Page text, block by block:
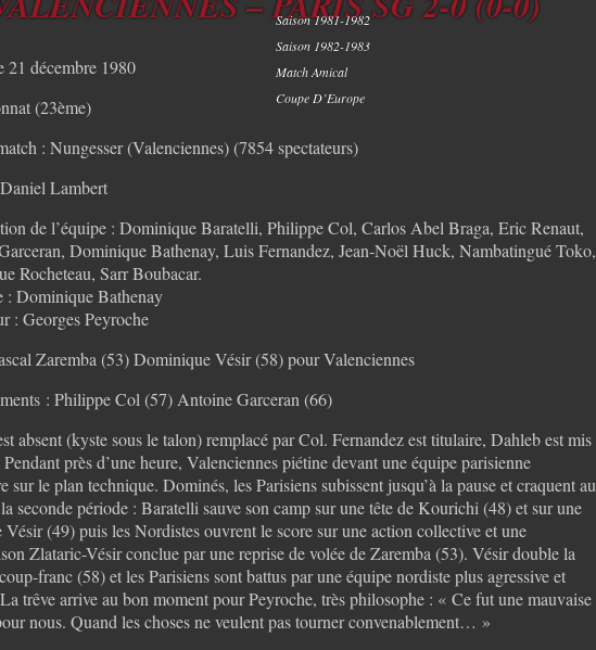
Saison 1981-1982
Saison 1982-1983
Match Amical
Coupe D’Europe
21 décembre 1980
(23ème)
: Nungesser (Valenciennes) (7854 spectateurs)
Lambert
de l’équipe : Dominique Baratelli, Philippe Col, Carlos Abel Braga, Eric Renaut,
Dominique Bathenay, Luis Fernandez, Jean-Noël Huck, Nambatingué Toko,
Rocheteau, Sarr Boubacar.
: Dominique Bathenay
: Georges Peyroche
Zaremba (53) Dominique Vésir (58) pour Valenciennes
: Philippe Col (57) Antoine Garceran (66)
absent (kyste sous le talon) remplacé par Col. Fernandez est titulaire, Dahleb est mis
près d’une heure, Valenciennes piétine devant une équipe parisienne
sur le plan technique. Dominés, les Parisiens subissent jusqu’à la pause et craquent au
seconde période : Baratelli sauve son camp sur une tête de Kourichi (48) et sur une
Vésir (49) puis les Nordistes ouvrent le score sur une action collective et une
Zlataric-Vésir conclue par une reprise de volée de Zaremba (53). Vésir double la
franc (58) et les Parisiens sont battus par une équipe nordiste plus agressive et
trêve arrive au bon moment pour Peyroche, très philosophe : « Ce fut une mauvaise
nous. Quand les choses ne veulent pas tourner convenablement… »